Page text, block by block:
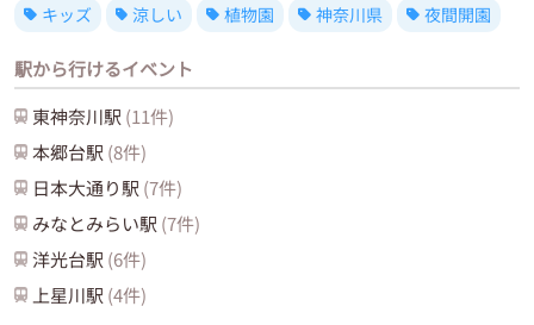
キッズ
涼しい 植物園 神奈川県 夜間開園
駅から行けるイベント
東神奈川駅 (11件)
本郷台駅 (8件)
日本大通り駅 (7件)
みなとみらい駅 (7件)
洋光台駅 (6件)
上星川駅 (4件)